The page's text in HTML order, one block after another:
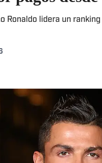
Ronaldo lidera un